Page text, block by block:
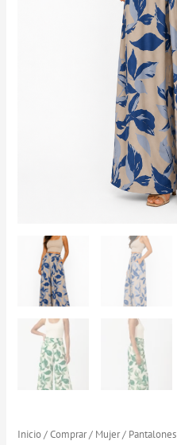
Inicio/Comprar/ Mujer/ Pantalones
Pantalón